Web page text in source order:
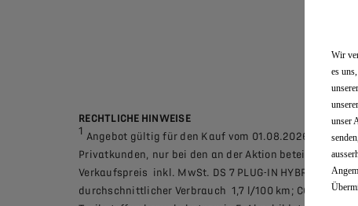
RECHTLICHE HINWEISE
1 Angebot gültig für den Kauf vom 01.08.2026 -
Privatkunden, nur bei den an der Aktion beteiligten DS
Verkaufspreis inkl. MwSt. DS 7 PLUG-IN HYBRID 4X4
durchschnittlicher Verbrauch 1,7 l/100 km; CO2-
Wir
es
unser